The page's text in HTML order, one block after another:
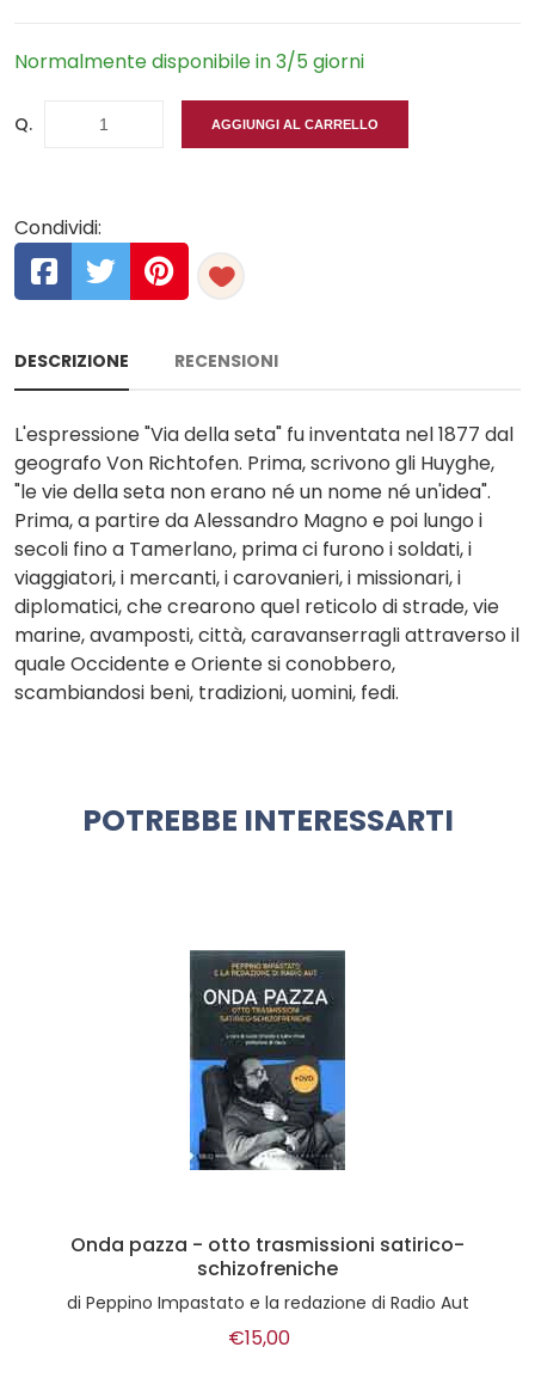
Normalmente disponibile in 3/5 giorni
Q. AGGIUNGI AL CARRELLO
Condividi:
DESCRIZIONE RECENSIONI
L'espressione "Via della seta" fu inventata nel 1877 dal
geografo Von Richtofen. Prima, scrivono gli Huyghe,
"le vie della seta non erano né un nome né un'idea".
Prima, a partire da Alessandro Magno e poi lungo i
secoli fino a Tamerlano, prima ci furono i soldati, i
viaggiatori, i mercanti, i carovanieri, i missionari, i
diplomatici, che crearono quel reticolo di strade, vie
marine, avamposti, città, caravanserragli attraverso il
quale Occidente e Oriente si conobbero,
scambiandosi beni, tradizioni, uomini, fedi.
POTREBBE INTERESSARTI
Onda pazza - otto trasmissioni satirico-
schizofreniche
di Peppino Impastato e la redazione di Radio Aut
€15,00